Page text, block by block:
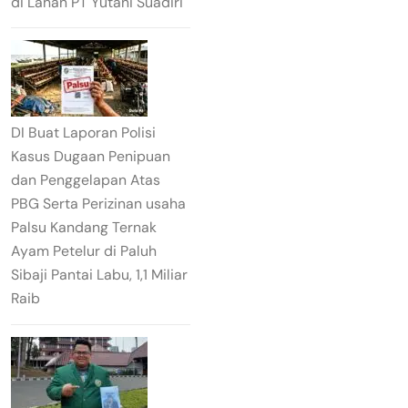
DI Buat Laporan Polisi
Kasus Dugaan Penipuan
dan Penggelapan Atas
PBG Serta Perizinan usaha
Palsu Kandang Ternak
Ayam Petelur di Paluh
Sibaji Pantai Labu, 1,1 Miliar
Raib